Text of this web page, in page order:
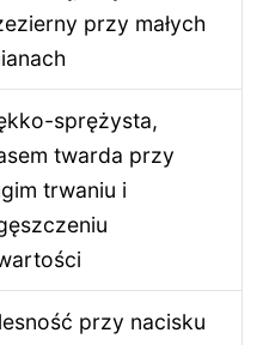
przy małych
sprężysta,
twarda przy
trwaniu i
przy nacisku